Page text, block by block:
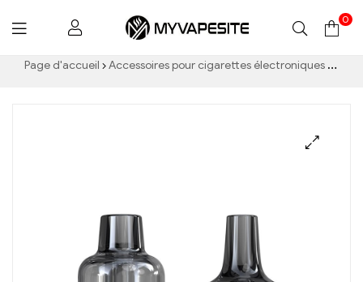
Myvapesite.de
0
Page d'accueil Accessoires pour cigarettes électroniques